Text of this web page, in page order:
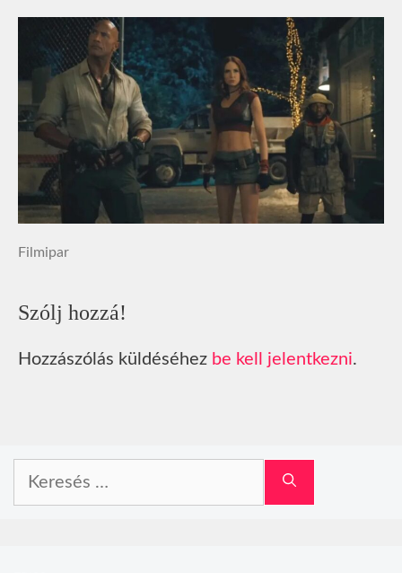
Filmipar
Szólj hozzá!
Hozzászólás küldéséhez be kell jelentkezni.